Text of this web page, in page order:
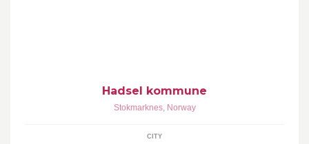
Hadsel kommune
Stokmarknes, Norway
CITY